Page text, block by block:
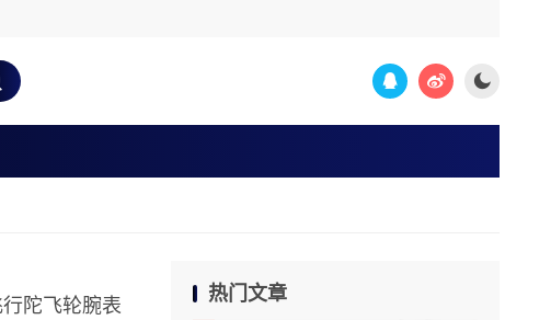
陀飞轮腕表
热门文章